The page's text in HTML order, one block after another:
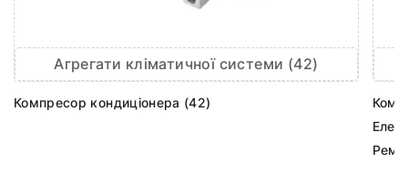
Агрегати кліматичної системи (42)
Компресор кондиціонера (42)